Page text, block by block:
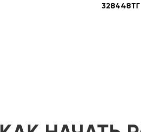
328448ТГ